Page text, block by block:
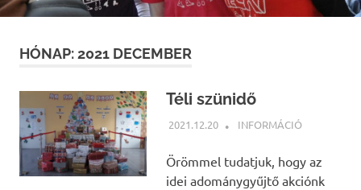
content
HÓNAP:2021 DECEMBER
Téli szünidő
2021.12.20 NBEA
INFORMÁCIÓ
Örömmel tudatjuk, hogy az
idei adománygyűjtő akciónk